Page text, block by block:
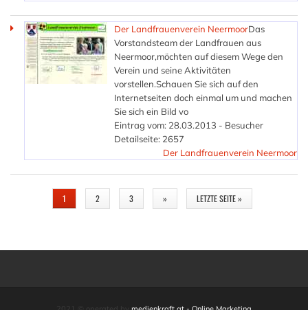
Der Landfrauenverein NeermoorDas
Vorstandsteam der Landfrauen aus
Neermoor,möchten auf diesem Wege den
Verein und seine Aktivitäten
vorstellen.Schauen Sie sich auf den
Internetseiten doch einmal um und machen
Sie sich ein Bild vo
Eintrag vom: 28.03.2013 - Besucher
Detailseite: 2657
Der Landfrauenverein Neermoor
1 2 3 » LETZTE SEITE »